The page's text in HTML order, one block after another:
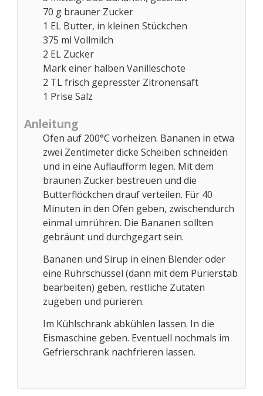
70 g brauner Zucker
1 EL Butter, in kleinen Stückchen
375 ml Vollmilch
2 EL Zucker
Mark einer halben Vanilleschote
2 TLfrisch gepresster Zitronensaft
1 Prise Salz
Anleitung
Ofen auf 200°C vorheizen. Bananen in etwa
zwei Zentimeter dicke Scheiben schneiden
und in eine Auflaufform legen. Mit dem
braunen Zucker bestreuen und die
Butterflöckchen drauf verteilen. Für 40
Minuten in den Ofen geben, zwischendurch
einmal umrühren. Die Bananen sollten
gebräunt und durchgegart sein.
Bananen und Sirup in einen Blender oder
eine Rührschüssel (dann mit dem Pürierstab
bearbeiten) geben, restliche Zutaten
zugeben und pürieren.
Im Kühlschrank abkühlen lassen. In die
Eismaschine geben. Eventuell nochmals im
Gefrierschrank nachfrieren lassen.